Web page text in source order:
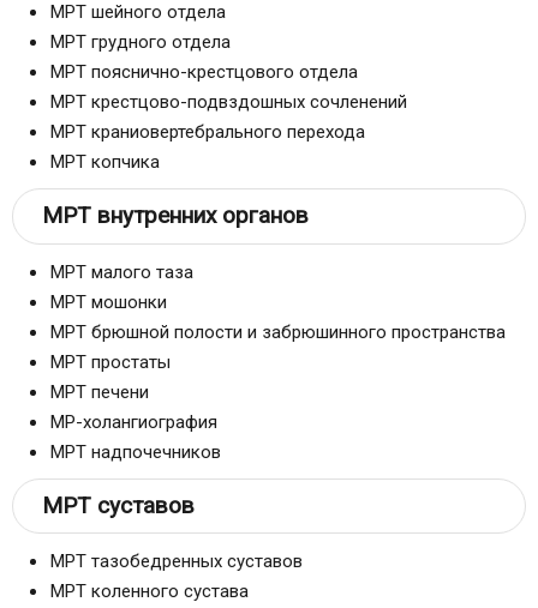
МРТ шейного отдела
МРТ грудного отдела
МРТ пояснично-крестцового отдела
МРТ крестцово-подвздошных сочленений
МРТ краниовертебрального перехода
МРТ копчика
МРТ внутренних органов
МРТ малого таза
МРТ мошонки
МРТ брюшной полости и забрюшинного пространства
МРТ простаты
МРТ печени
МР-холангиография
МРТ надпочечников
МРТ суставов
МРТ тазобедренных суставов
МРТ коленного сустава